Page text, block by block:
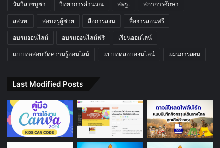
วันวิสาขบูชา วิทยาการคำนวณ สพฐ. สภาการศึกษา
สสวท. สอบครูผู้ช่วย สื่อการสอน สื่อการสอนฟรี
อบรมออนไลน์ อบรมออนไลน์ฟรี เรียนออนไลน์
แบบทดสอบวัดความรู้ออนไลน์ แบบทดสอบออนไลน์ แผนการสอน
Last Modified Posts